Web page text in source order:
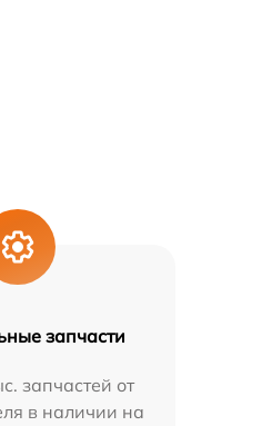
запчасти
запчастей от
в наличии на